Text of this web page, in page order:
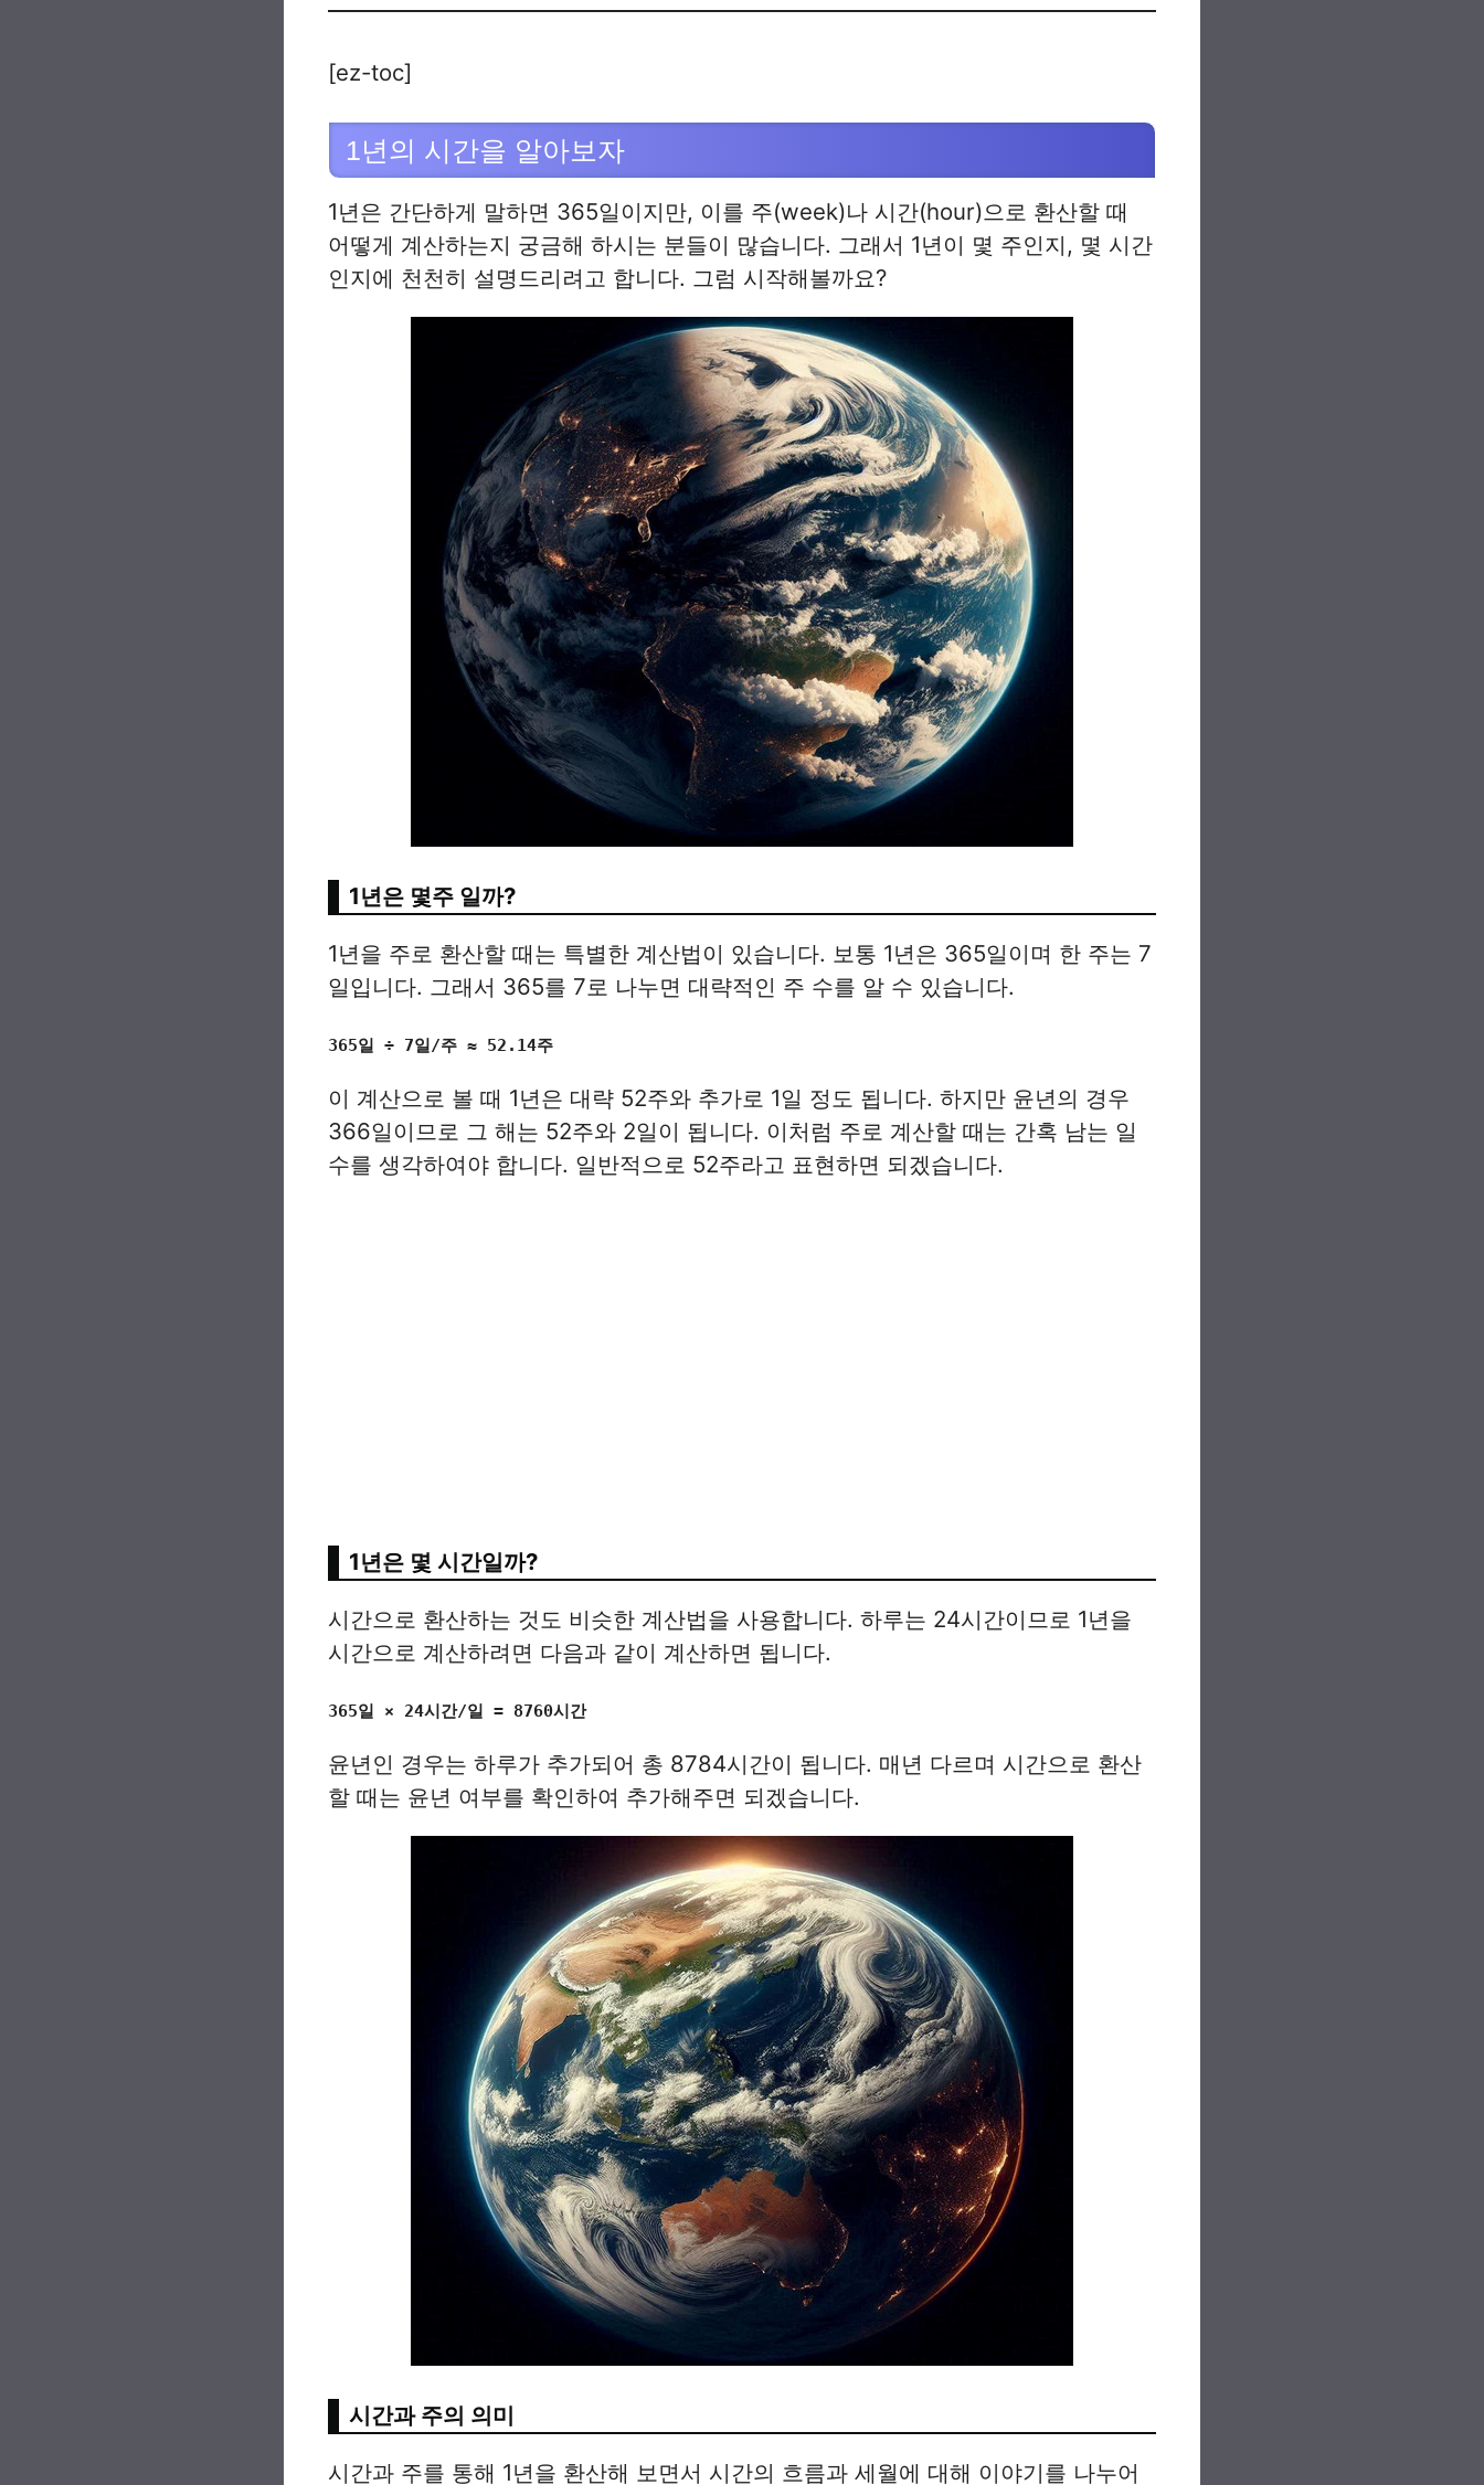
[ez-toc]
1년의 시간을 알아보자
1년은 간단하게 말하면 365일이지만, 이를 주(week)나 시간(hour)으로 환산할 때
어떻게 계산하는지 궁금해 하시는 분들이 많습니다. 그래서 1년이 몇 주인지, 몇 시간
인지에 천천히 설명드리려고 합니다. 그럼 시작해볼까요?
1년은 몇주 일까?
1년을 주로 환산할 때는 특별한 계산법이 있습니다. 보통 1년은 365일이며 한 주는 7
일입니다. 그래서 365를 7로 나누면 대략적인 주 수를 알 수 있습니다.
365일 ÷ 7일/주 ≈ 52.14주
이 계산으로 볼 때 1년은 대략 52주와 추가로 1일 정도 됩니다. 하지만 윤년의 경우
366일이므로 그 해는 52주와 2일이 됩니다. 이처럼 주로 계산할 때는 간혹 남는 일
수를 생각하여야 합니다. 일반적으로 52주라고 표현하면 되겠습니다.
1년은 몇 시간일까?
시간으로 환산하는 것도 비슷한 계산법을 사용합니다. 하루는 24시간이므로 1년을
시간으로 계산하려면 다음과 같이 계산하면 됩니다.
365일 × 24시간/일 = 8760시간
윤년인 경우는 하루가 추가되어 총 8784시간이 됩니다. 매년 다르며 시간으로 환산
할 때는 윤년 여부를 확인하여 추가해주면 되겠습니다.
시간과 주의 의미
시간과 주를 통해 1년을 환산해 보면서 시간의 흐름과 세월에 대해 이야기를 나누어